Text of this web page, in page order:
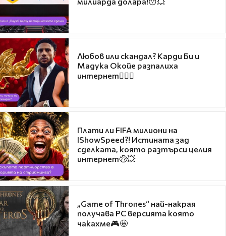
Любов или скандал? Карди Би и
Мадука Окойе разпалиха
интернет❤️‍🔥🔥
Плати ли FIFA милиони на
IShowSpeed?! Истината зад
сделката, която разтърси целия
интернет🤑💥
„Game of Thrones“ най-накрая
получава PC версията която
чакахме🎮🤩